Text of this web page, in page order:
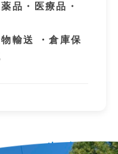
品・医療品・
輸送 ・倉庫保
次の記事 →